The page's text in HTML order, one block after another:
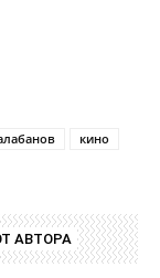
кино
АВТОРА